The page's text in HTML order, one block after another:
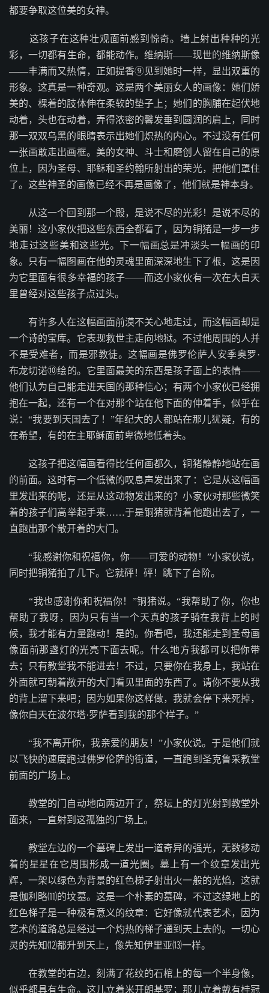
都要争取这位美的女神。
这孩子在这种壮观面前感到惊奇。墙上射出种种的光
彩，一切都有生命，都能动作。维纳斯——现世的维纳斯像
——丰满而又热情，正如提香⑨见到她时一样，显出双重的
形象。这真是一种奇观。这是两个美丽女人的画像：她们娇
美的、棵着的肢体伸在柔软的垫子上；她们的胸脯在起伏地
动着，头也在动着，弄得浓密的馨发垂到圆润的肩上，同时
那一双双乌黑的眼睛表示出她们炽热的内心。不过没有任何
一张画敢走出画框。美的女神、斗士和磨创人留在自己的原
位上，因为圣母、耶稣和圣约翰所射出的荣光，把他们罩住
了。这些神圣的画像已经不再是画像了，他们就是神本身。
从这一个回到那一个殿，是说不尽的光彩！是说不尽的
美丽！这小家伙把这些东西全都看了，因为铜猪是一步一步
地走过这些美和这些光。下一幅画总是冲淡头一幅画的印
象。只有一幅图画在他的灵魂里面深深地生下了根，这是因
为它里面有很多幸福的孩子——而这小家伙有一次在大白天
里曾经对这些孩子点过头。
有许多人在这幅画面前漠不关心地走过，而这幅画却是
一个诗的宝库。它表现救世主走向地狱。不过他周围的人并
不是受难者，而是邪教徒。这幅画是佛罗伦萨人安季奥罗·
布龙切诺⑩绘的。它里面最美的东西是孩子面上的表情——
他们认为自己能走进天国的那种信心；有两个小家伙已经拥
抱在一起，还有一个在对那个站在他下面的伸着手，似乎在
说：“我要到天国去了！”年纪大的人都站在那儿犹疑，有的
在希望，有的在主耶稣面前卑微地低着头。
这孩子把这幅画看得比任何画都久，铜猪静静地站在画
的前面。这时有一个低微的叹息声发出来了：它是从这幅画
里发出来的呢，还是从这动物发出来的？小家伙对那些微笑
着的孩子们高举起手来……于是铜猪就背着他跑出去了，一
直跑出那个敞开着的大门。
“我感谢你和祝福你，你——可爱的动物！”小家伙说，
同时把铜猪拍了几下。它就砰！砰！跳下了台阶。
“我也感谢你和祝福你！”铜猪说。“我帮助了你，你也
帮助了我呀，因为只有当一个天真的孩子骑在我背上的时
候，我才能有力量跑动！是的。你看吧，我还能走到圣母画
像面前那盏灯的光亮下面去呢。什么地方我都可以把你带
去；只有教堂我不能进去！不过，只要你在我身上，我站在
外面就可朝着敞开的大门看见里面的东西了。请你不要从我
的背上溜下来吧；因为如果你这样做，我就会停下来死掉，
像你白天在波尔塔·罗萨看到我的那个样子。”
“我不离开你，我亲爱的朋友！”小家伙说。于是他们就
以飞快的速度跑过佛罗伦萨的街道，一直跑到圣克鲁采教堂
前面的广场上。
教堂的门自动地向两边开了，祭坛上的灯光射到教堂外
面来，一直射到这孤独的广场上。
教堂左边的一个墓碑上发出一道奇异的强光，无数移动
着的星星在它周围形成一道光圈。墓上有一个纹章发出光
辉，一架以绿色为背景的红色梯子射出火一般的光焰，这就
是伽利略⑾的坟墓。这是一个朴素的墓碑，不过这绿地上的
红色梯子是一种极有意义的纹章：它好像就代表艺术，因为
艺术的道路总是经过一个灼热的梯子通到天上去的。一切心
灵的先知⑿都升到天上，像先知伊里亚⒀一样。
在教堂的右边，刻满了花纹的石棺上的每一个半身像，
似乎都具有生命。这儿立着米开朗基罗；那儿立着戴有桂冠